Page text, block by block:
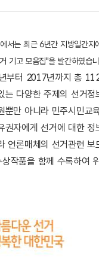
서는 최근 6년간 지방일간
기고 모음집"을 발간하였습
부터 2017년까지 총
는 다양한 주제의 선거정
뿐만 아니라 민주시민
권자에게 선거에 대한
언론매체의 선거관련
작품을 함께 수록하여